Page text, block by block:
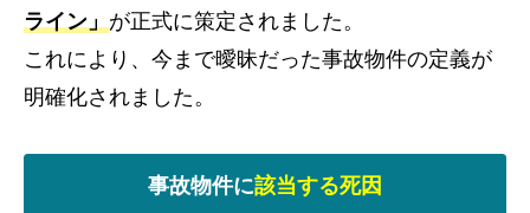
ライン」が正式に策定されました。
これにより、今まで曖昧だった事故物件の定義が
明確化されました。
事故物件に該当する死因